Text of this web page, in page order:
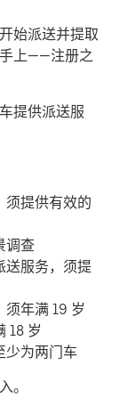
始派送并提取
手上——注册之
提供派送服
须提供有效的
调查
送服务，须提
年满 19 岁
18 岁
少为两门车
。